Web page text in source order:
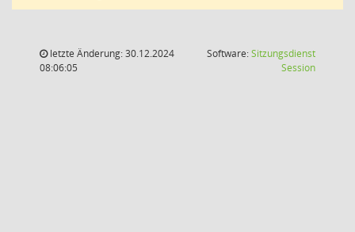
letzte Änderung: 30.12.2024
08:06:05
Software:Sitzungsdienst
Session(Wird in